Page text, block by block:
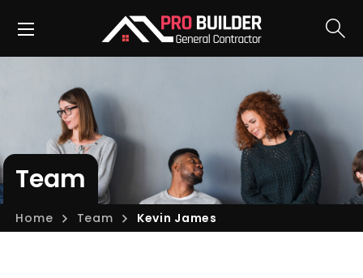
Team
Home Team Kevin James